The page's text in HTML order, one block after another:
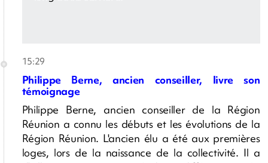
15:29
Philippe Berne, ancien conseiller, livre son
témoignage
Philippe Berne, ancien conseiller de la Région
Réunion a connu les débuts et les évolutions de la
Région Réunion. L'ancien élu a été aux premières
loges, lors de la naissance de la collectivité. Il a